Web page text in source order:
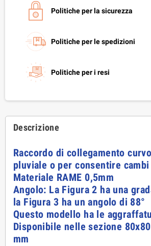
Politiche per la sicurezza
Politiche per le spedizioni
Politiche per i resi
Descrizione
Raccordo di collegamento
pluviale o per consentire
Materiale RAME 0,5mm
Angolo: La Figura 2 ha una
la Figura 3 ha un angolo di 88°
Questo modello ha le
Disponibile nelle sezione
mm